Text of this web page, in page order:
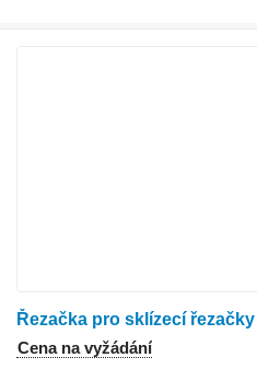
Řezačka pro sklízecí
Cena na vyžádání